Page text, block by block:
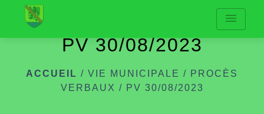
menu
PV 30/08/2023
ACCUEIL / VIE MUNICIPALE / PROCÈS
VERBAUX / PV 30/08/2023